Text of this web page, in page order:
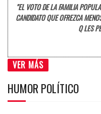
"EL VOTO DE LA FAMILIA
CANDIDATO QUE OFREZCA
Q LES
VER MÁS
HUMOR POLÍTICO